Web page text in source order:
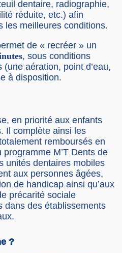
dentaire, radiographie,
réduite, etc.) afin
les meilleures conditions.
de « recréer » un
, sous conditions
aération, point d’eau,
à disposition.
en priorité aux enfants
Il complète ainsi les
remboursés en
M’T Dents de
unités dentaires mobiles
aux personnes âgées,
de handicap ainsi qu’aux
précarité sociale
dans des établissements
?